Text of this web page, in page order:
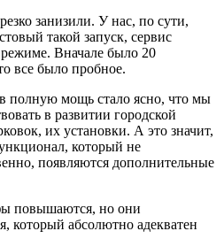
занизили. У нас, по сути,
такой запуск, сервис
Вначале было 20
все было пробное.
полную мощь стало ясно, что мы
в развитии городской
их установки. А это значит,
который не
появляются дополнительные
повышаются, но они
который абсолютно адекватен